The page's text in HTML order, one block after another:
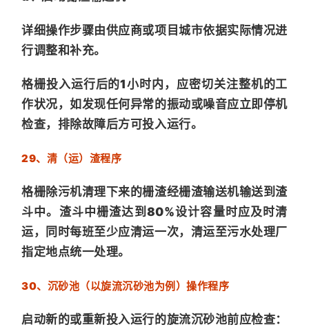
详细操作步骤由供应商或项目城市依据实际情况进
行调整和补充。
格栅投入运行后的1小时内，应密切关注整机的工
作状况，如发现任何异常的振动或噪音应立即停机
检查，排除故障后方可投入运行。
29、清（运）渣程序
格栅除污机清理下来的栅渣经栅渣输送机输送到渣
斗中。渣斗中栅渣达到80%设计容量时应及时清
运，同时每班至少应清运一次，清运至污水处理厂
指定地点统一处理。
30、沉砂池（以旋流沉砂池为例）操作程序
启动新的或重新投入运行的旋流沉砂池前应检查：